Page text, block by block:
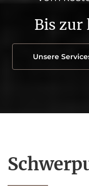
Bis zur
Unsere